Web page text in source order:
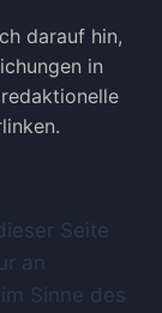
darauf hin,
in
Seite
an
Sinne des